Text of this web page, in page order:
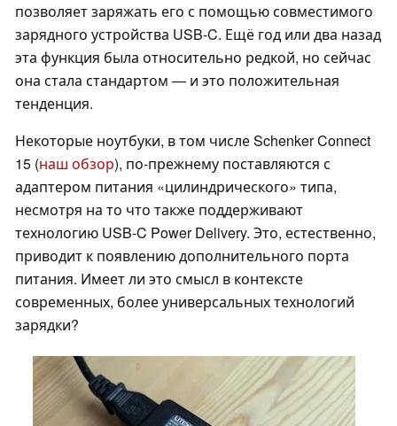
позволяет заряжать его с помощью совместимого
зарядного устройства USB-C. Ещё год или два назад
эта функция была относительно редкой, но сейчас
она стала стандартом — и это положительная
тенденция.
Некоторые ноутбуки, в том числе Schenker Connect
15 (наш обзор), по-прежнему поставляются с
адаптером питания «цилиндрического» типа,
несмотря на то что также поддерживают
технологию USB-C Power Delivery. Это, естественно,
приводит к появлению дополнительного порта
питания. Имеет ли это смысл в контексте
современных, более универсальных технологий
зарядки?